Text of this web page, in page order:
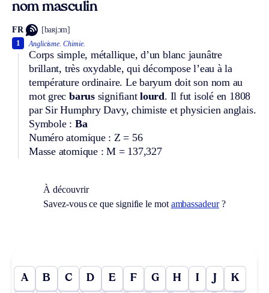
nom masculin
FR [baʀjɔm]
Anglicisme. Chimie.
Corps simple, métallique, d’un blanc jaunâtre
brillant, très oxydable, qui décompose l’eau à la
température ordinaire. Le baryum doit son nom au
mot grec barussignifiantlourd. Il fut isolé en 1808
par Sir Humphry Davy, chimiste et physicien anglais.
Symbole : Ba
Numéro atomique : Z = 56
Masse atomique : M = 137,327
1
À découvrir
Savez-vous ce que signifie le mot ambassadeur?
A B C D E F G H I J K